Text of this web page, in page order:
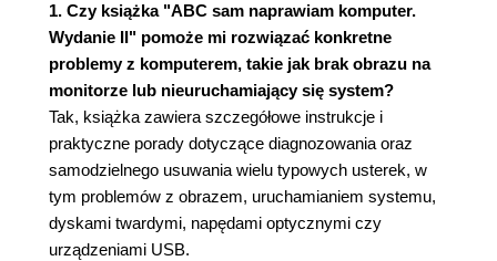
Najczęściej występujące układy menu BIOS-u
(76)
Bezpieczne ustawienia BIOS-u (79)
Ustawienia, które warto zmienić (80)
Zapis ustawień (94)
Aktualizacja BIOS-u (95)
Identyfikacja płyty głównej (95)
Identyfikacja wersji BIOS-u (98)
Aktualizacja BIOS-u z dyskietki (99)
1. Czy książka "ABC sam naprawiam komputer.
Wydanie II" pomoże mi rozwiązać konkretne
problemy z komputerem, takie jak brak obrazu na
monitorze lub nieuruchamiający się system?
Tak, książka zawiera szczegółowe instrukcje i
praktyczne porady dotyczące diagnozowania oraz
samodzielnego usuwania wielu typowych usterek, w
tym problemów z obrazem, uruchamianiem systemu,
dyskami twardymi, napędami optycznymi czy
urządzeniami USB.